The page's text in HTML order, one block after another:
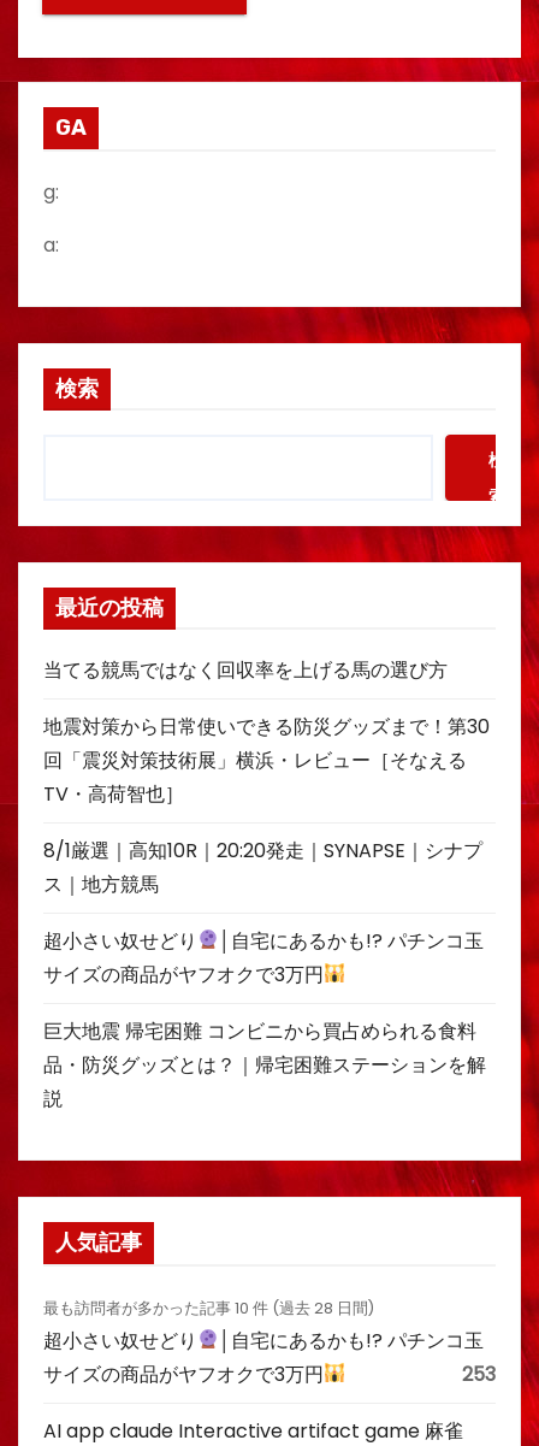
GA
g:
a:
検索
検
索
最近の投稿
当てる競馬ではなく回収率を上げる馬の選び方
地震対策から日常使いできる防災グッズまで！第30
回「震災対策技術展」横浜・レビュー［そなえる
TV・高荷智也］
8/1厳選｜高知10R｜20:20発走｜SYNAPSE｜シナプ
ス｜地方競馬
超小さい奴せどり
│自宅にあるかも!? パチンコ玉
サイズの商品がヤフオクで3万円
巨大地震 帰宅困難 コンビニから買占められる食料
品・防災グッズとは？｜帰宅困難ステーションを解
説
人気記事
最も訪問者が多かった記事 10 件 (過去 28 日間)
超小さい奴せどり
│自宅にあるかも!? パチンコ玉
サイズの商品がヤフオクで3万円
253
AI app claude Interactive artifact game 麻雀